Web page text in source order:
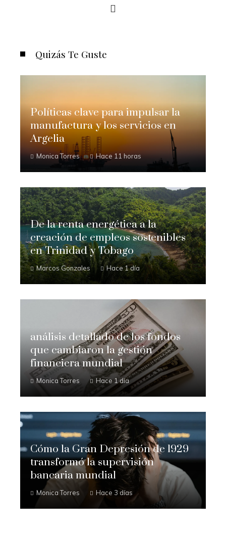
Quizás Te Guste
Políticas clave para impulsar la
manufactura y los servicios en
Argelia
Monica Torres Hace 11 horas
De la renta energética a la
creación de empleos sostenibles
en Trinidad y Tobago
Marcos Gonzales Hace 1 día
análisis detallado de los fondos
que cambiaron la gestión
financiera mundial
Monica Torres Hace 1 día
Cómo la Gran Depresión de 1929
transformó la supervisión
bancaria mundial
Monica Torres Hace 3 días